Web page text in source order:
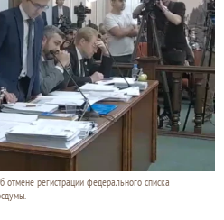
отмене регистрации федерального списка